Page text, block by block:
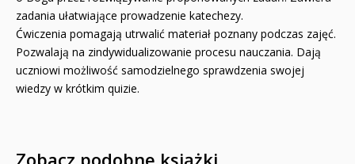
zadania ułatwiające prowadzenie katechezy.
Ćwiczenia pomagają utrwalić materiał poznany podczas zajęć.
Pozwalają na zindywidualizowanie procesu nauczania. Dają
uczniowi możliwość samodzielnego sprawdzenia swojej
wiedzy w krótkim quizie.
Zobacz podobne książki